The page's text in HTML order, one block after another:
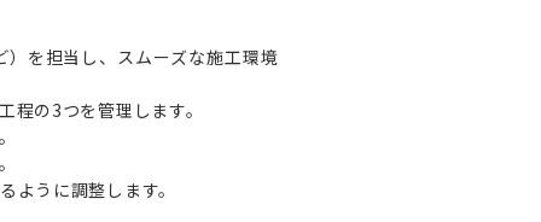
を担当し、スムーズな施工環境
の3つを管理します。
ように調整します。